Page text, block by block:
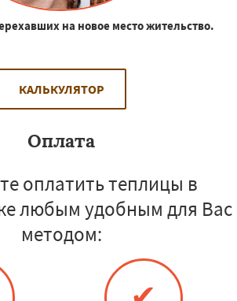
на новое место жительство.
КАЛЬКУЛЯТОР
Оплата
оплатить теплицы в
любым удобным для Вас
методом: